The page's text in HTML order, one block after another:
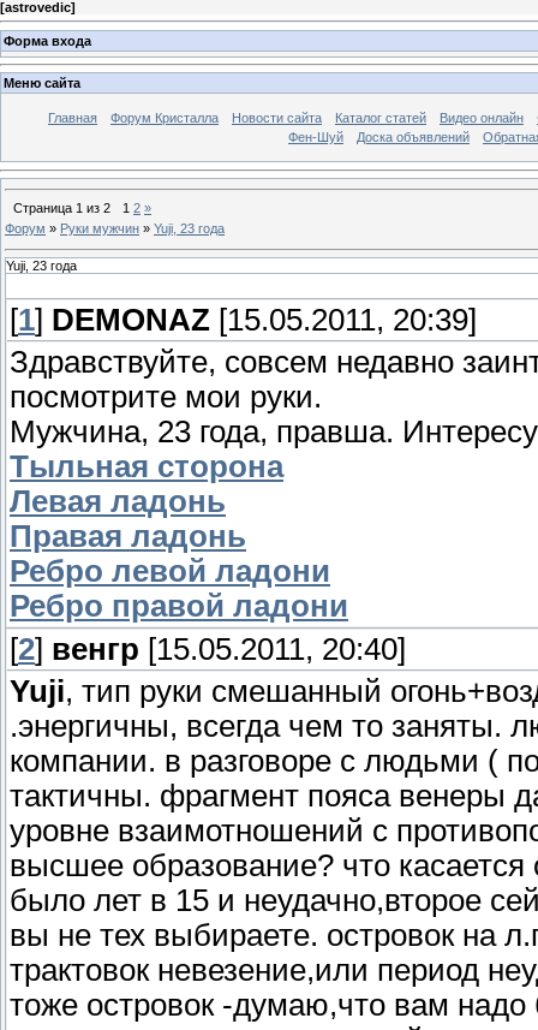
[astrovedic]
Форма входа
Меню сайта
Главная Форум Кристалла Новости сайта Каталог статей Видео онлайн
Фен-Шуй
Доска объявлений
Страница 1 из 2 1 2 »
Форум » Руки мужчин » Yuji, 23 года
Yuji, 23 года
[1] DEMONAZ [15.05.2011, 20:39]
Здравствуйте, совсем недавно
посмотрите мои руки.
Мужчина, 23 года, правша.
Тыльная сторона
Левая ладонь
Правая ладонь
Ребро левой ладони
Ребро правой ладони
[2] венгр [15.05.2011, 20:40]
Yuji, тип руки смешанный
.энергичны, всегда чем то
компании. в разговоре с людьми (
тактичны. фрагмент пояса венеры
уровне взаимотношений с
высшее образование? что
было лет в 15 и неудачно,второе
вы не тех выбираете. островок на
трактовок невезение,или период
тоже островок -думаю,что вам